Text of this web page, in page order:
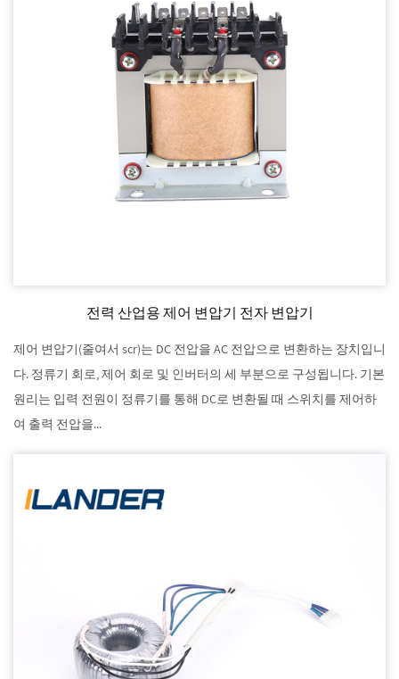
전력 산업용 제어 변압기 전자 변압기
제어 변압기(줄여서 scr)는 DC 전압을 AC 전압으로 변환하는 장치입니
다. 정류기 회로, 제어 회로 및 인버터의 세 부분으로 구성됩니다. 기본
원리는 입력 전원이 정류기를 통해 DC로 변환될 때 스위치를 제어하
여 출력 전압을...